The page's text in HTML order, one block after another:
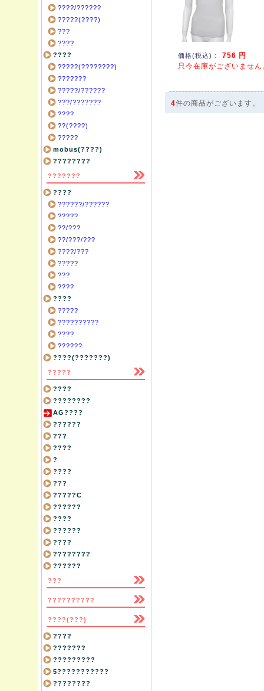
価格(税込) ： 756 円
只今在庫がございません
4件の商品がございます。
????/??????
?????(????)
???
????
????
?????(????????)
???????
?????/??????
???/???????
????
??(????)
?????
mobus(????)
????????
???????
????
??????/??????
?????
??/???
??/???/???
????/???
?????
???
????
????
?????
??????????
????
??????
????(???????)
?????
????
????????
AG????
??????
???
????
?
????
???
?????C
??????
????
??????
????
????????
??????
???
??????????
????(???)
????
???????
?????????
5???????????
????????